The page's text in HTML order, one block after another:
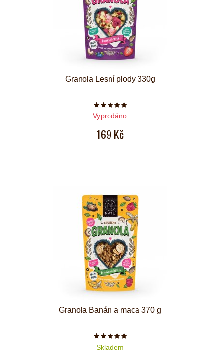
Granola Lesní plody 330g
Počet hvězdiček je 5 z 5
Vyprodáno
169 Kč
Granola Banán a maca 370 g
Počet hvězdiček je 5 z 5
Skladem